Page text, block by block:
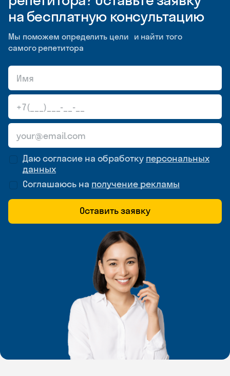
на бесплатную консультацию
Мы поможем определить цели и найти того
самого репетитора
Даю согласие на обработку персональных
данных
Соглашаюсь на получение рекламы
Оставить заявку